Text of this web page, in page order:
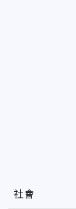
社會